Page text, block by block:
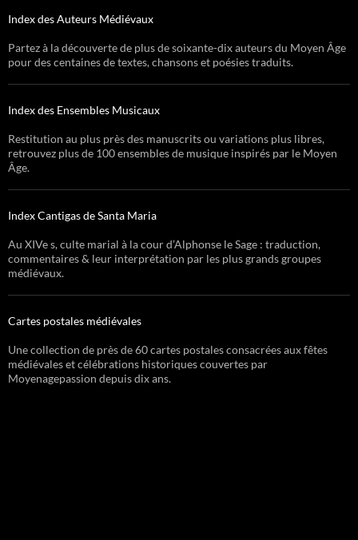
Index des Auteurs Médiévaux
Partez à la découverte de plus de soixante-dix auteurs du Moyen Âge
pour des centaines de textes, chansons et poésies traduits.
Index des Ensembles Musicaux
Restitution au plus près des manuscrits ou variations plus libres,
retrouvez plus de 100 ensembles de musique inspirés par le Moyen
Âge.
Index Cantigas de Santa Maria
Au XIVe s, culte marial à la cour d’Alphonse le Sage : traduction,
commentaires & leur interprétation par les plus grands groupes
médiévaux.
Cartes postales médiévales
Une collection de près de 60 cartes postales consacrées aux fêtes
médiévales et célébrations historiques couvertes par
Moyenagepassion depuis dix ans.